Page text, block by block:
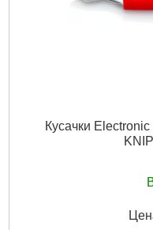
Кусачки